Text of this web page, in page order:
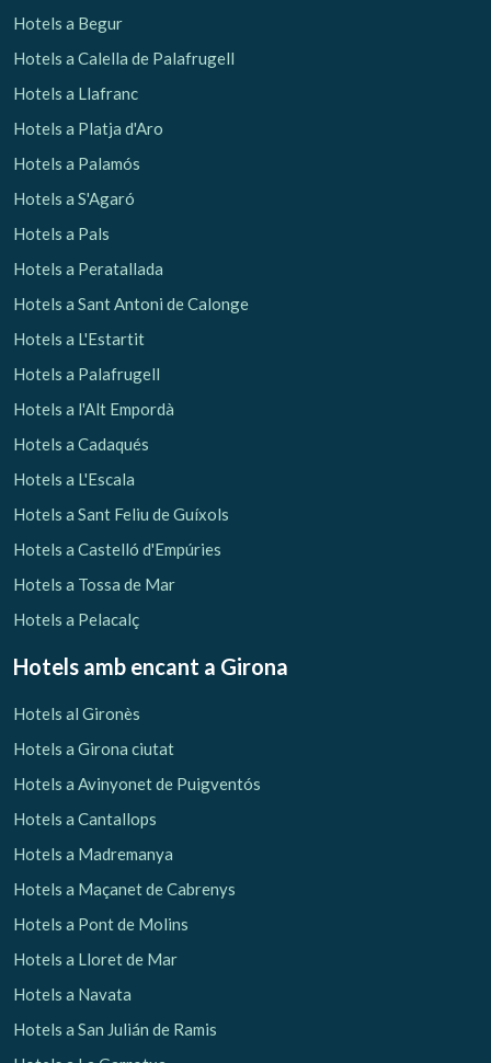
Hotels a Begur
Hotels a Calella de Palafrugell
Hotels a Llafranc
Hotels a Platja d'Aro
Hotels a Palamós
Hotels a S'Agaró
Hotels a Pals
Hotels a Peratallada
Hotels a Sant Antoni de Calonge
Hotels a L'Estartit
Hotels a Palafrugell
Hotels a l'Alt Empordà
Hotels a Cadaqués
Hotels a L'Escala
Hotels a Sant Feliu de Guíxols
Hotels a Castelló d'Empúries
Hotels a Tossa de Mar
Hotels a Pelacalç
Hotels amb encant a Girona
Hotels al Gironès
Hotels a Girona ciutat
Hotels a Avinyonet de Puigventós
Hotels a Cantallops
Hotels a Madremanya
Hotels a Maçanet de Cabrenys
Hotels a Pont de Molins
Hotels a Lloret de Mar
Hotels a Navata
Hotels a San Julián de Ramis
navegador podent, si així ho desitja, impedir que siguin
compte que aquesta acció podrà ocasionar dificultats de
Analítiques i personalització
Permeten fer el seguiment i l'anàlisi del comportament
mitjançant aquest tipus de cookies s'utilitza en el
perfils de navegació dels usuaris per introduir millores en
servei. Permeten desar la informació de preferència de
una millor experiència a través de productes recomanats.
Marketing i publicitat
Aquestes cookies són utilitzades per emmagatzemar
informació sobre les preferències i les eleccions personals
de l'usuari a través de l'observació continuada dels seus
hàbits de navegació. Gràcies a elles, podem conèixer els
hàbits de navegació al lloc web i mostrar publicitat